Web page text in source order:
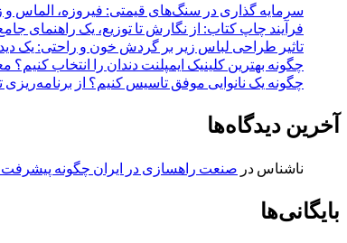
سرمایه گذاری در سنگ‌های قیمتی: فیروزه، الماس و
فرآیند چاپ کتاب: از نگارش تا توزیع، یک راهنمای
تاثیر طراحی لباس زیر بر گردش خون و راحتی: یک
چگونه بهترین کلینیک ایمپلنت دندان را انتخاب
چگونه یک نانوایی موفق تاسیس کنیم؟ از برنامه‌ریزی
آخرین دیدگاه‌ها
ناشناس در صنعت راهسازی در ایران چگونه
بایگانی‌ها